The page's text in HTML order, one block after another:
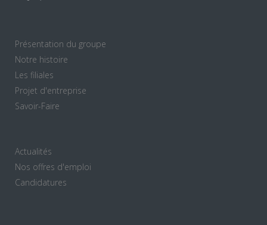
Présentation du groupe
Notre histoire
Les filiales
Projet d'entreprise
Savoir-Faire
Actualités
Nos offres d'emploi
Candidatures